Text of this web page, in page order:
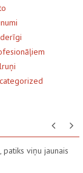
viņu jaunais